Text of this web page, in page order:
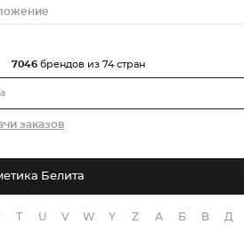
заказов
7046 брендов из 74 стран
Белита
T U V W Y Z А Б В Д